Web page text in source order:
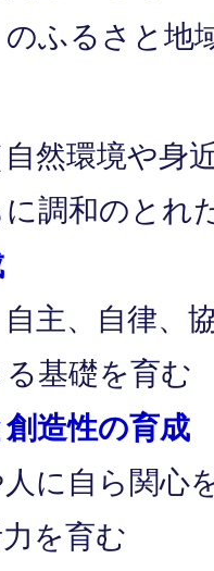
ふるさと地
然環境や身
調和のとれ
主、自律、
基礎を育む
造性の育成
に自ら関心
を育む